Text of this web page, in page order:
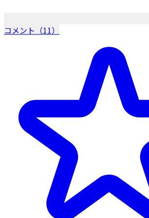
コメント（11）